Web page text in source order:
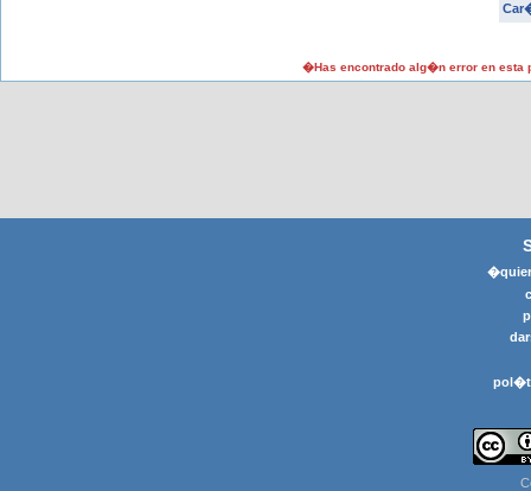
�Has encontrado alg�n error en esta